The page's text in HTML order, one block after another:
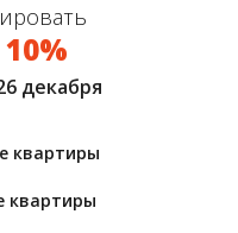
10%
декабря
квартиры
квартиры